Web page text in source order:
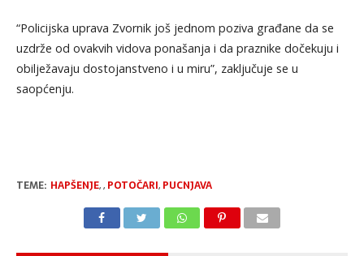
“Policiјska uprava Zvornik јoš јednom poziva građane da se
uzdrže od ovakvih vidova ponašanja i da praznike dočekuјu i
obilježavaјu dostoјanstveno i u miru”, zaključuje se u
saopćenju.
TEME: HAPŠENJE,, POTOČARI, PUCNJAVA